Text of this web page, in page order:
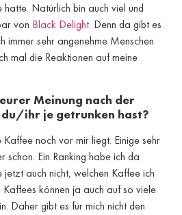
Natürlich bin auch viel und
von Black Delight. Denn da gibt es
immer sehr angenehme Menschen
mal die Reaktionen auf meine
Meinung nach der
ihr je getrunken hast?
noch vor mir liegt. Einige sehr
schon. Ein Ranking habe ich da
jetzt auch nicht, welchen Kaffee ich
können ja auch auf so viele
Daher gibt es für mich nicht den